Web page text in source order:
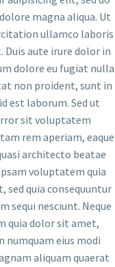
magna aliqua. Ut
ullamco laboris
Duis aute irure dolor in
dolore eu fugiat nulla
non proident, sunt in
est laborum. Sed ut
sit voluptatem
rem aperiam, eaque
architecto beatae
voluptatem quia
quia consequuntur
sequi nesciunt. Neque
quia dolor sit amet,
numquam eius modi
aliquam quaerat